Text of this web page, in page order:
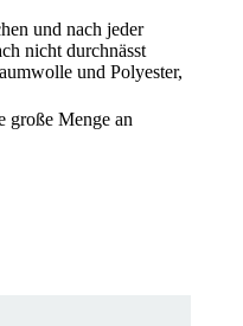
und nach jeder
nicht durchnässt
und Polyester,
große Menge an